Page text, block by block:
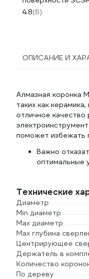
4.8(6)
ОПИСАНИЕ И
Алмазная коронка
таких как
отличное
поможет избежать
Важно
оптимальные
Технические
Диаметр
Min диаметр
Max диаметр
Max глубина
Центрирующее
Держатель в
Количество
По дереву